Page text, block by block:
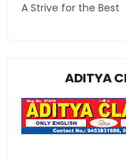
A Strive for the Best
ADITYA